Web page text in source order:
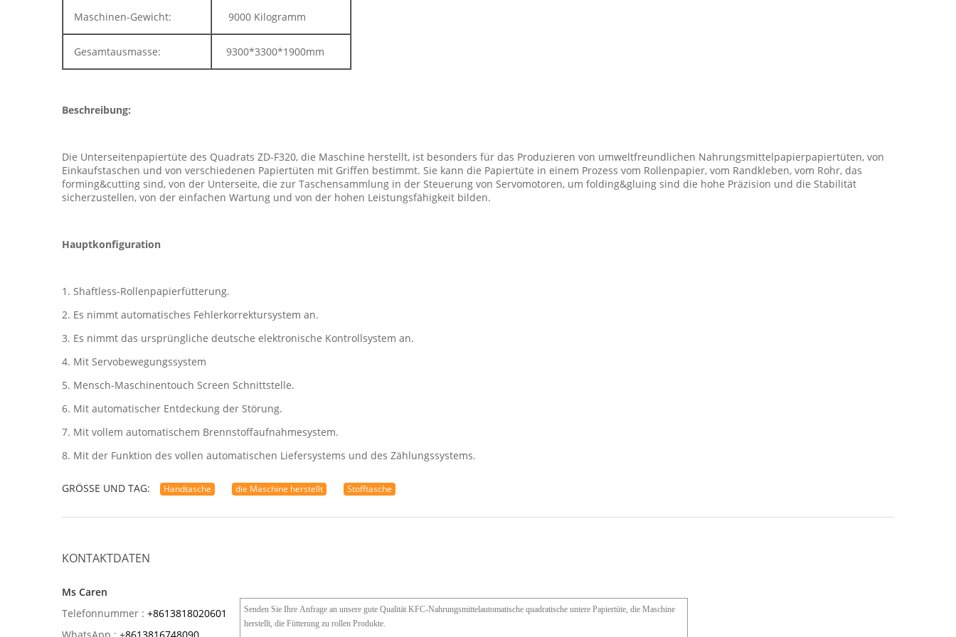
Maschinen-Gewicht: 9000 Kilogramm
Gesamtausmasse: 9300*3300*1900mm
Beschreibung:
Die Unterseitenpapiertüte des Quadrats ZD-F320, die Maschine herstellt, ist besonders für das Produzieren von umweltfreundlichen Nahrungsmittelpapierpapiertüten, von
Einkaufstaschen und von verschiedenen Papiertüten mit Griffen bestimmt. Sie kann die Papiertüte in einem Prozess vom Rollenpapier, vom Randkleben, vom Rohr, das
forming&cutting sind, von der Unterseite, die zur Taschensammlung in der Steuerung von Servomotoren, um folding&gluing sind die hohe Präzision und die Stabilität
sicherzustellen, von der einfachen Wartung und von der hohen Leistungsfähigkeit bilden.
Hauptkonfiguration
1. Shaftless-Rollenpapierfütterung.
2. Es nimmt automatisches Fehlerkorrektursystem an.
3. Es nimmt das ursprüngliche deutsche elektronische Kontrollsystem an.
4. Mit Servobewegungssystem
5. Mensch-Maschinentouch Screen Schnittstelle.
6. Mit automatischer Entdeckung der Störung.
7. Mit vollem automatischem Brennstoffaufnahmesystem.
8. Mit der Funktion des vollen automatischen Liefersystems und des Zählungssystems.
GRÖSSE UND TAG: Handtasche die Maschine herstellt Stofftasche
KONTAKTDATEN
Ms Caren
Telefonnummer : +8613818020601